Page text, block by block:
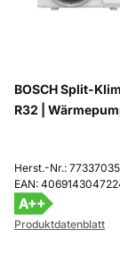
BOSCH Split-
R32 |
Herst.-Nr.:
EAN:
A++
Produktdatenblatt